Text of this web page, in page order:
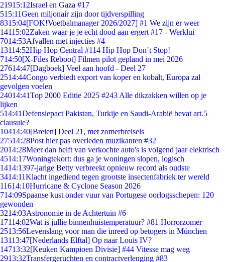
21915:12Israel en Gaza #17
515:11Geen miljonair zijn door tijdverspilling
8315:04[FOK!Voetbalmanager 2026/2027] #1 We zijn er weer
14115:02Zaken waar je je echt dood aan ergert #17 - Werklui
7014:53Afvallen met injecties #4
13114:52Hip Hop Central #114 Hip Hop Don´t Stop!
714:50[X-Files Reboot] Filmen pilot gepland in mei 2026
27614:47[Dagboek] Veel aan hoofd - Deel 27
2514:44Congo verbiedt export van koper en kobalt, Europa zal
gevolgen voelen
24014:41Top 2000 Editie 2025 #243 Alle dikzakken willen op je
lijken
514:41Defensiepact Pakistan, Turkije en Saudi-Arabië bevat art.5
clausule?
10414:40[Breien] Deel 21, met zomerbreisels
27514:28Post hier pas overleden muzikanten #32
2014:28Meer dan helft van verkochte auto's is volgend jaar elektrisch
4514:17Woningtekort: dus ga je woningen slopen, logisch
1414:1397-jarige Betty verbreekt opnieuw record als oudste
3414:11Klacht ingediend tegen grootste insectenfabriek ter wereld
11614:10Hurricane & Cyclone Season 2026
714:09Spaanse kust onder vuur van Portugese oorlogsschepen: 120
gewonden
3214:03Astronomie in de Achtertuin #6
17114:02Wat is jullie binnenhuistemperatuur? #81 Horrorzomer
2513:56Levenslang voor man die inreed op betogers in München
13113:47[Nederlands Elftal] Op naar Louis IV?
14713:32[Keuken Kampioen Divisie] #44 Vitesse mag weg
2913:32Transfergeruchten en contractverlenging #83